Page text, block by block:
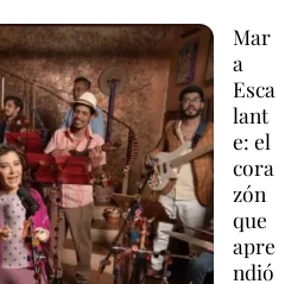
Mar
a
Esca
lant
e: el
cora
zón
que
apre
ndió